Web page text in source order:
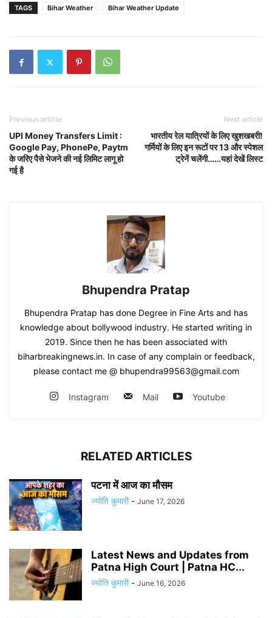
TAGS Bihar Weather Bihar Weather Update
Previous article
UPI Money Transfers Limit :
Google Pay, PhonePe, Paytm
के जरिए पैसे भेजने की नई लिमिट लागू हो
गई है
Next article
भारतीय रेल यात्रियों के लिए खुशखबरी!
गर्मियों के लिए इन रूटों पर 13 और स्पेशल
ट्रेनें चलेंगी……यहां देखें लिस्ट
Bhupendra Pratap
Bhupendra Pratap has done Degree in Fine Arts and has
knowledge about bollywood industry. He started writing in
2019. Since then he has been associated with
biharbreakingnews.in. In case of any complain or feedback,
please contact me @ bhupendra99563@gmail.com
Instagram Mail Youtube
RELATED ARTICLES
पटना में आज का मौसम
ज्योति कुमारी - June 17, 2026
Latest News and Updates from
Patna High Court | Patna HC...
ज्योति कुमारी - June 16, 2026